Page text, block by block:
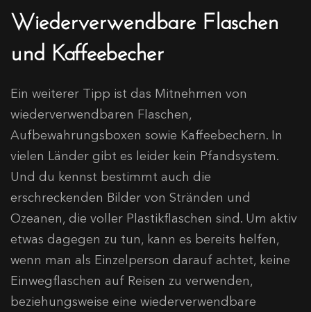
Wiederverwendbare Flaschen
und Kaffeebecher
Ein weiterer Tipp ist das Mitnehmen von
wiederverwendbaren Flaschen,
Aufbewahrungsboxen sowie Kaffeebechern. In
vielen Länder gibt es leider kein Pfandsystem.
Und du kennst bestimmt auch die
erschreckenden Bilder von Stränden und
Ozeanen, die voller Plastikflaschen sind. Um aktiv
etwas dagegen zu tun, kann es bereits helfen,
wenn man als Einzelperson darauf achtet, keine
Einwegflaschen auf Reisen zu verwenden,
beziehungsweise eine wiederverwendbare